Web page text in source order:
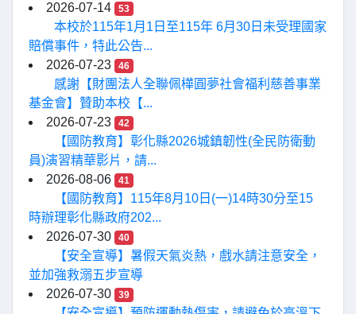
2026-07-14 53
本校於115年1月1日至115年 6月30日未受理國家
賠償事件，特此公告...
2026-07-23
46
感謝【財團法人全聯佩樺圓夢社會福利慈善事業
基金會】贊助本校【...
2026-07-23
42
【國防教育】彰化縣2026城鎮韌性(全民防衛動
員)演習精華影片，請...
2026-08-06
41
【國防教育】115年8月10日(一)14時30分至15
時辦理彰化縣政府202...
2026-07-30
40
【安全宣導】暑假天氣炎熱，戲水請注意安全，
並加強救溺五步宣導
2026-07-30
39